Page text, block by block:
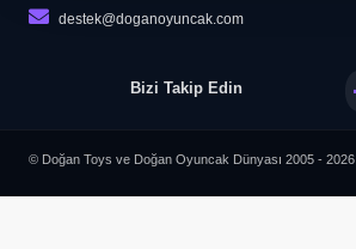
destek@doganoyuncak.com
Bizi Takip Edin
© Doğan Toys ve Doğan Oyuncak Dünyası 2005 - 2026